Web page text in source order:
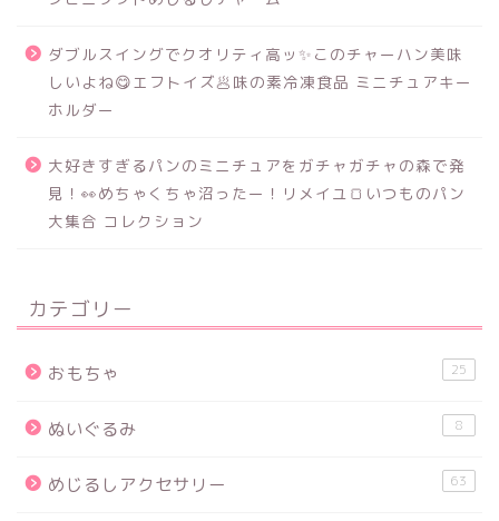
ダブルスイングでクオリティ高ッ✨このチャーハン美味
しいよね😋エフトイズ🥟味の素冷凍食品 ミニチュアキー
ホルダー
大好きすぎるパンのミニチュアをガチャガチャの森で発
見！👀めちゃくちゃ沼ったー！リメイユ🍞いつものパン
大集合 コレクション
カテゴリー
おもちゃ 25
ぬいぐるみ 8
めじるしアクセサリー 63